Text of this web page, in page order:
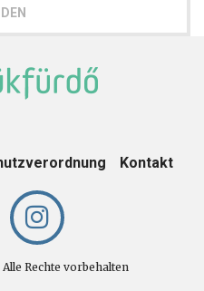
Kontakt
Rechte vorbehalten